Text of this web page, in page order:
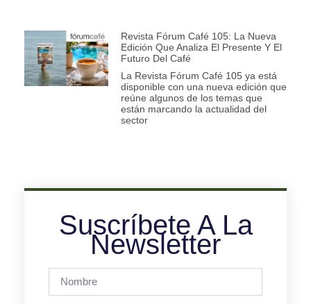
Revista Fórum Café 105: La Nueva
Edición Que Analiza El Presente Y El
Futuro Del Café
La Revista Fórum Café 105 ya está
disponible con una nueva edición que
reúne algunos de los temas que
están marcando la actualidad del
sector
Suscríbete A La
Newsletter